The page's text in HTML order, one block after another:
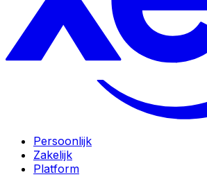
Persoonlijk
Zakelijk
Platform